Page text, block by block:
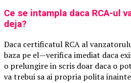
Ce se intampla daca RCA-ul
deja?
Daca certificatul RCA al
baza pe el—verifica imediat daca
o prelungire in scris doar daca o
va trebui sa ai propria polita